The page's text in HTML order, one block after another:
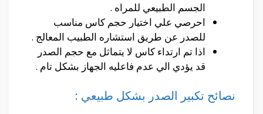
الجسم الطبيعي للمراه .
احرصي علي اختيار حجم كاس مناسب
للصدر عن طريق استشاره الطبيب المعالج .
اذا تم ارتداء كاس لا يتماثل مع حجم الصدر
قد يؤدي الي عدم فاعليه الجهاز بشكل تام .
نصائح تكبير الصدر بشكل طبيعي :